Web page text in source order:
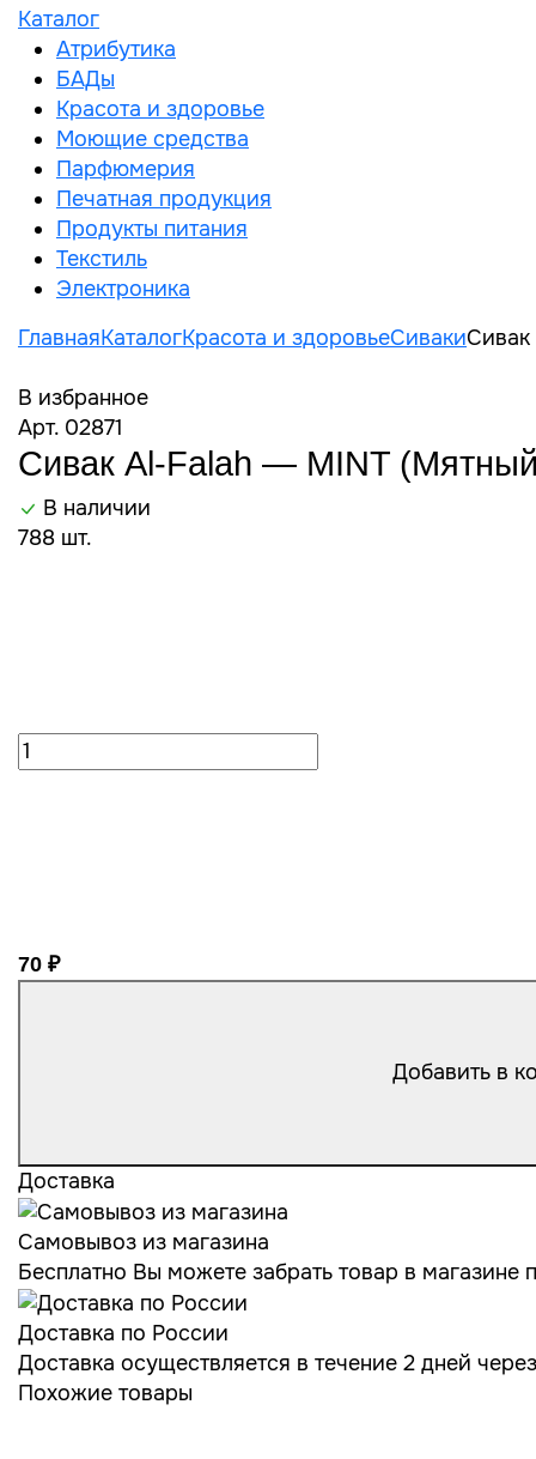
Каталог
Атрибутика
БАДы
Красота и здоровье
Моющие средства
Парфюмерия
Печатная продукция
Продукты питания
Текстиль
Электроника
ГлавнаяКаталогКрасота и здоровьеСивакиСивак
В избранное
Арт. 02871
Сивак Al-Falah — MINT
В наличии
788 шт.
70 ₽
Добавить в
Доставка
Самовывоз из магазина
Бесплатно Вы можете забрать товар в
Доставка по России
Доставка осуществляется в течение 2 дней
Похожие товары